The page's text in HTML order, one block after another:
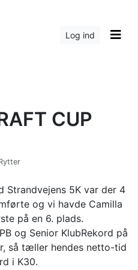
Log ind
CUP
Strandvejens 5K var der 4
og vi havde Camilla
på en 6. plads.
og Senior KlubRekord på
så tæller hendes netto-tid
i K30.